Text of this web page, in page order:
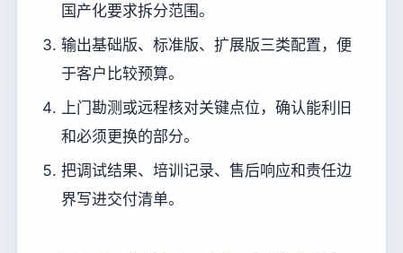
国产化要求拆分范围。
输出基础版、标准版、扩展版三类配置，便
于客户比较预算。
上门勘测或远程核对关键点位，确认能利旧
和必须更换的部分。
把调试结果、培训记录、售后响应和责任边
界写进交付清单。